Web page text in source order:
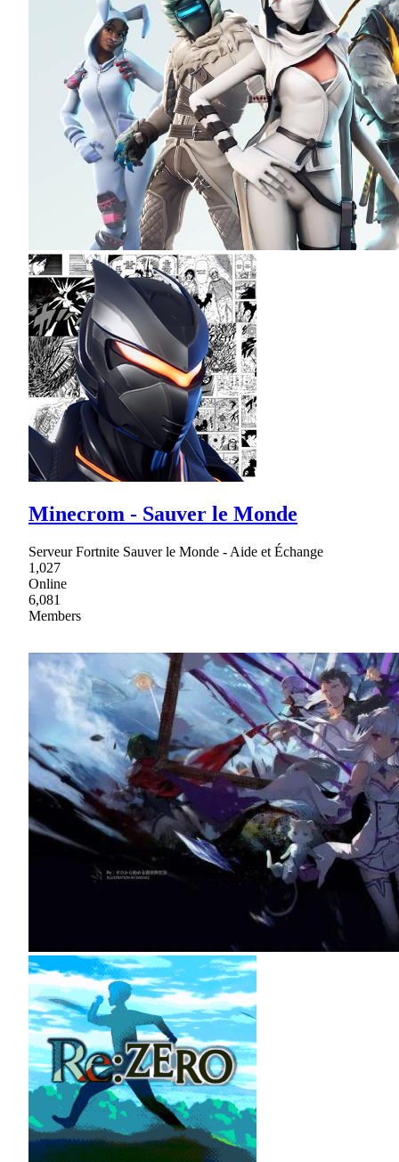
Minecrom - Sauver le Monde
Serveur Fortnite Sauver le Monde - Aide et Échange
1,027
Online
6,081
Members